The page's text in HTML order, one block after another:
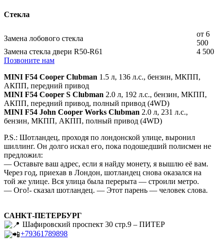
Стекла
Замена лобового стекла
от 6
500
Замена стекла двери R50-R61
4 500
Позвоните нам
MINI F54 Cooper Clubman 1.5 л, 136 л.с., бензин, МКПП,
АКПП, передний привод
MINI F54 Cooper S Clubman 2.0 л, 192 л.с., бензин, МКПП,
АКПП, передний привод, полный привод (4WD)
MINI F54 John Cooper Works Clubman 2.0 л, 231 л.с.,
бензин, МКПП, АКПП, полный привод (4WD)
P.S.: Шотландец, проходя по лондонской улице, выронил
шиллинг. Он долго искал его, пока подошедший полисмен не
предложил:
— Оставьте ваш адрес, если я найду монету, я вышлю её вам.
Через год, приехав в Лондон, шотландец снова оказался на
той же улице. Вся улица была перерыта — строили метро.
— Ого!- сказал шотландец. — Этот парень — человек слова.
САНКТ-ПЕТЕРБУРГ
Шафировский проспект 30 стр.9 – ПИТЕР
+79361789898